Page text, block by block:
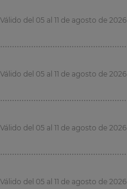
Válido del 05 al 11 de agosto de 2026
Válido del 05 al 11 de agosto de 2026
Válido del 05 al 11 de agosto de 2026
Válido del 05 al 11 de agosto de 2026